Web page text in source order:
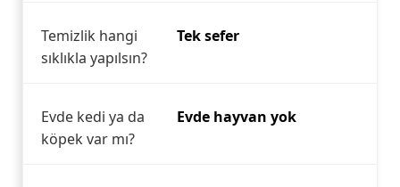
Temizlik hangi
sıklıkla yapılsın?
Tek sefer
Evde kedi ya da
köpek var mı?
Evde hayvan yok